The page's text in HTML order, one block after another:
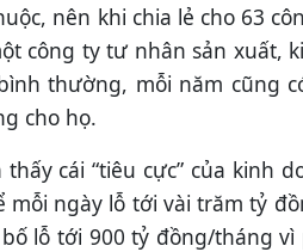
nên khi chia lẻ cho 63
công ty tư nhân sản xuất,
thường, mỗi năm cũng
cho họ.
cái “tiêu cực” của kinh
ngày lỗ tới vài trăm tỷ
lỗ tới 900 tỷ đồng/tháng